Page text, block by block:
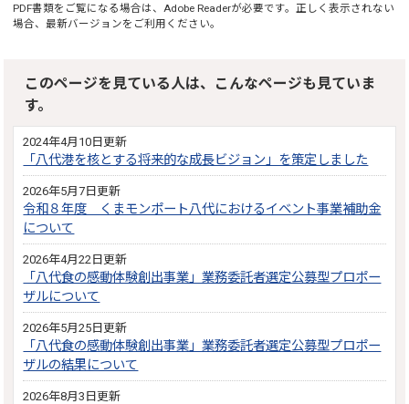
PDF書類をご覧になる場合は、 Adobe Readerが必要です。正しく表示されない
場合、最新バージョンをご利用ください。
このページを見ている人は、こんなページも見ていま
す。
2024年4月10日更新
「八代港を核とする将来的な成長ビジョン」を策定しました
2026年5月7日更新
令和８年度 くまモンポート八代におけるイベント事業補助金
について
2026年4月22日更新
「八代食の感動体験創出事業」業務委託者選定公募型プロポー
ザルについて
2026年5月25日更新
「八代食の感動体験創出事業」業務委託者選定公募型プロポー
ザルの結果について
2026年8月3日更新